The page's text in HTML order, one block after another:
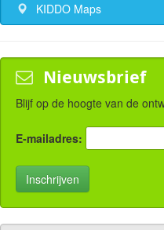
KIDDO Maps
Nieuwsbrief
Blijf op de hoogte van de
E-mailadres: